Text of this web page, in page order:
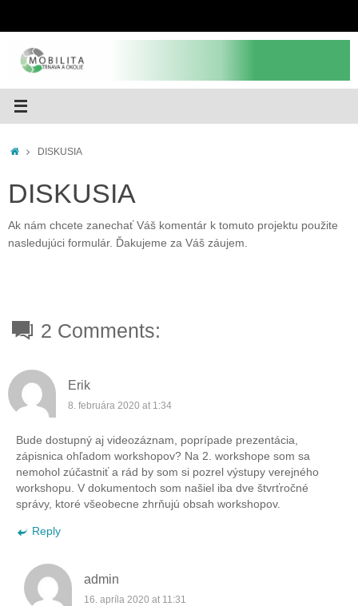
HomeDISKUSIA
DISKUSIA
Ak nám chcete zanechať Váš komentár k tomuto projektu použite
nasledujúci formulár. Ďakujeme za Váš záujem.
2 Comments:
Erik
8. februára 2020 at 1:34
Bude dostupný aj videozáznam, poprípade prezentácia,
zápisnica ohľadom workshopov? Na 2. workshope som sa
nemohol zúčastniť a rád by som si pozrel výstupy verejného
workshopu. V dokumentoch som našiel iba dve štvrťročné
správy, ktoré všeobecne zhrňujú obsah workshopov.
Reply
admin
16. apríla 2020 at 11:31